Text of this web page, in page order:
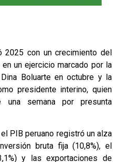
2025 con un crecimiento del
un ejercicio marcado por la
Boluarte en octubre y la
presidente interino, quien
una semana por presunta
PIB peruano registró un alza
bruta fija (10,8%), el
y las exportaciones de